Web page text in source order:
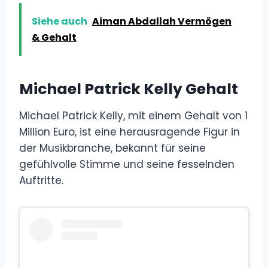
Siehe auch Aiman Abdallah Vermögen
& Gehalt
Michael Patrick Kelly Gehalt
Michael Patrick Kelly, mit einem Gehalt von 1
Million Euro, ist eine herausragende Figur in
der Musikbranche, bekannt für seine
gefühlvolle Stimme und seine fesselnden
Auftritte.